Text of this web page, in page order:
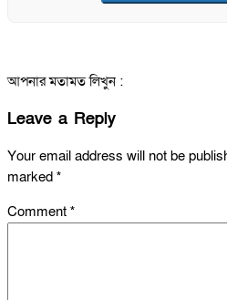
আপনার মতামত লিখুন :
Leave a Reply
Your email address will not be
marked *
Comment *